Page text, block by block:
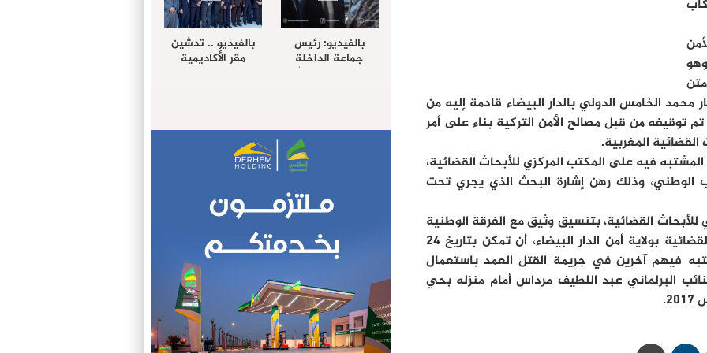
الخامس الدولي بالدار البيضاء قادمة إليه من
توقيفه من قبل مصالح الأمن التركية بناء على أمر
المغربية.
فيه على المكتب المركزي للأبحاث القضائية،
الوطني، وذلك رهن إشارة البحث الذي يجري تحت
للأبحاث القضائية، بتنسيق وثيق مع الفرقة الوطنية
للشرطة القضائية ومصالح الشرطة القضائية بولاية أمن الدار البيضاء، أن تمكن بتاريخ 24
فيهم آخرين في جريمة القتل العمد باستعمال
البرلماني عبد اللطيف مرداس أمام منزله بحي
بالفيديو: رئيس
جماعة الداخلة
الراغب حرمة الله
الامريكية
بالفيديو .. تدشين
مقر الأكاديمية